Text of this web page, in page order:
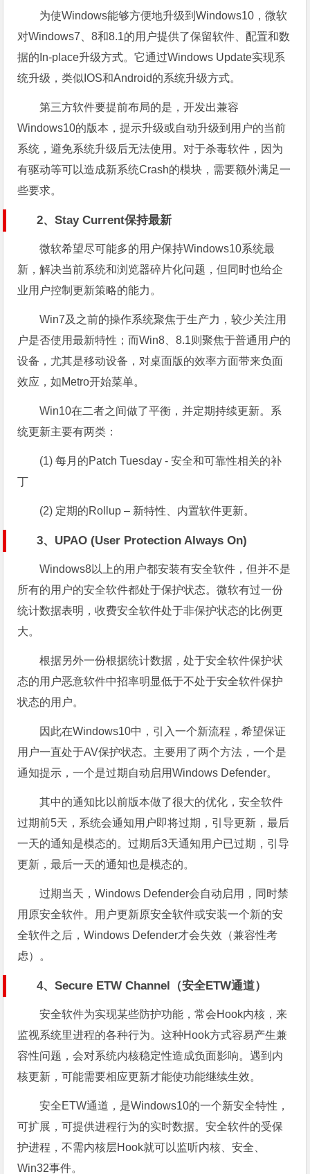
为使Windows能够方便地升级到Windows10，微软
对Windows7、8和8.1的用户提供了保留软件、配置和数
据的In-place升级方式。它通过Windows Update实现系
统升级，类似IOS和Android的系统升级方式。
第三方软件要提前布局的是，开发出兼容
Windows10的版本，提示升级或自动升级到用户的当前
系统，避免系统升级后无法使用。对于杀毒软件，因为
有驱动等可以造成新系统Crash的模块，需要额外满足一
些要求。
2、Stay Current保持最新
微软希望尽可能多的用户保持Windows10系统最
新，解决当前系统和浏览器碎片化问题，但同时也给企
业用户控制更新策略的能力。
Win7及之前的操作系统聚焦于生产力，较少关注用
户是否使用最新特性；而Win8、8.1则聚焦于普通用户的
设备，尤其是移动设备，对桌面版的效率方面带来负面
效应，如Metro开始菜单。
Win10在二者之间做了平衡，并定期持续更新。系
统更新主要有两类：
(1) 每月的Patch Tuesday - 安全和可靠性相关的补
丁
(2) 定期的Rollup – 新特性、内置软件更新。
3、UPAO (User Protection Always On)
Windows8以上的用户都安装有安全软件，但并不是
所有的用户的安全软件都处于保护状态。微软有过一份
统计数据表明，收费安全软件处于非保护状态的比例更
大。
根据另外一份根据统计数据，处于安全软件保护状
态的用户恶意软件中招率明显低于不处于安全软件保护
状态的用户。
因此在Windows10中，引入一个新流程，希望保证
用户一直处于AV保护状态。主要用了两个方法，一个是
通知提示，一个是过期自动启用Windows Defender。
其中的通知比以前版本做了很大的优化，安全软件
过期前5天，系统会通知用户即将过期，引导更新，最后
一天的通知是模态的。过期后3天通知用户已过期，引导
更新，最后一天的通知也是模态的。
过期当天，Windows Defender会自动启用，同时禁
用原安全软件。用户更新原安全软件或安装一个新的安
全软件之后，Windows Defender才会失效（兼容性考
虑）。
4、Secure ETW Channel（安全ETW通道）
安全软件为实现某些防护功能，常会Hook内核，来
监视系统里进程的各种行为。这种Hook方式容易产生兼
容性问题，会对系统内核稳定性造成负面影响。遇到内
核更新，可能需要相应更新才能使功能继续生效。
安全ETW通道，是Windows10的一个新安全特性，
可扩展，可提供进程行为的实时数据。安全软件的受保
护进程，不需内核层Hook就可以监听内核、安全、
Win32事件。